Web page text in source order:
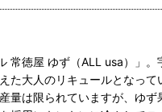
常徳屋 ゆず（ALL usa）」
大人のリキュールとなって
量は限られていますが、ゆ